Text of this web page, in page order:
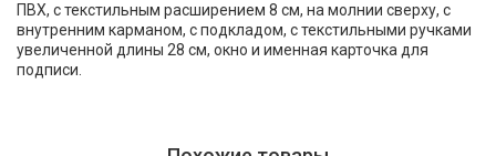
ПВХ, с текстильным расширением 8 см, на молнии сверху, с
внутренним карманом, с подкладом, с текстильными ручками
увеличенной длины 28 см, окно и именная карточка для
подписи.